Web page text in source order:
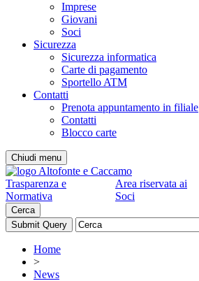
Imprese
Giovani
Soci
Sicurezza
Sicurezza informatica
Carte di pagamento
Sportello ATM
Contatti
Prenota appuntamento in filiale
Contatti
Blocco carte
Chiudi menu
Trasparenza e
Normativa
Area riservata ai
Soci
Cerca
Home
>
News